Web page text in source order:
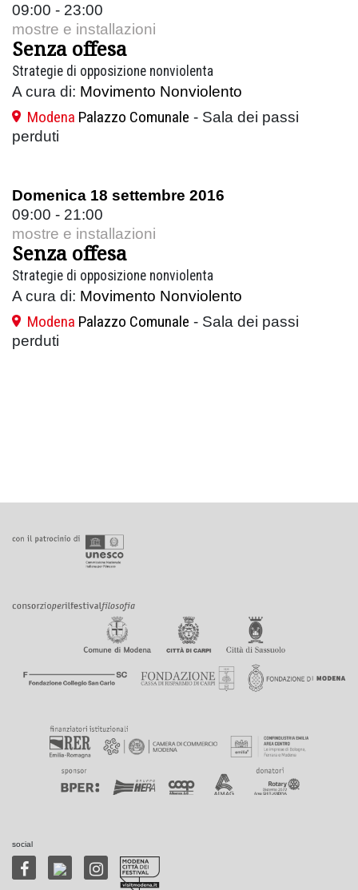
09:00 - 23:00
mostre e installazioni
Senza offesa
Strategie di opposizione nonviolenta
A cura di: Movimento Nonviolento
Modena Palazzo Comunale - Sala dei passi
perduti
Domenica 18 settembre 2016
09:00 - 21:00
mostre e installazioni
Senza offesa
Strategie di opposizione nonviolenta
A cura di: Movimento Nonviolento
Modena Palazzo Comunale - Sala dei passi
perduti
social